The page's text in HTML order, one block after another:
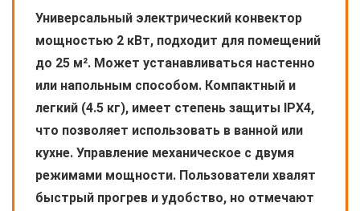
Универсальный электрический конвектор
мощностью 2 кВт, подходит для помещений
до 25 м². Может устанавливаться настенно
или напольным способом. Компактный и
легкий (4.5 кг), имеет степень защиты IPX4,
что позволяет использовать в ванной или
кухне. Управление механическое с двумя
режимами мощности. Пользователи хвалят
быстрый прогрев и удобство, но отмечают